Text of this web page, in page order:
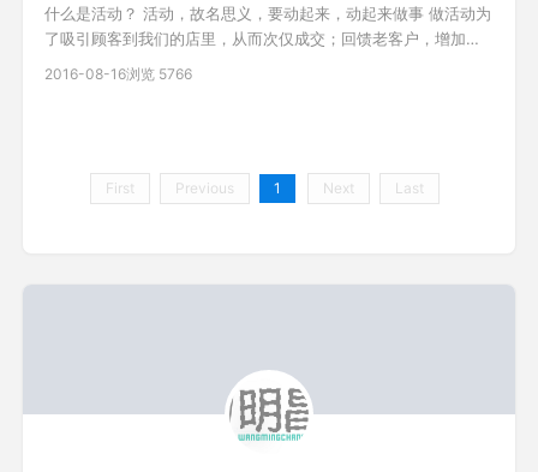
什么是活动？ 活动，故名思义，要动起来，动起来做事 做活动为
了吸引顾客到我们的店里，从而次仅成交；回馈老客户，增加互
动信任感 做活动有什么好处呢？ 1.增加进店率 2.提高与顾客的互
2016-08-16浏览 5766
First Previous 1 Next Last